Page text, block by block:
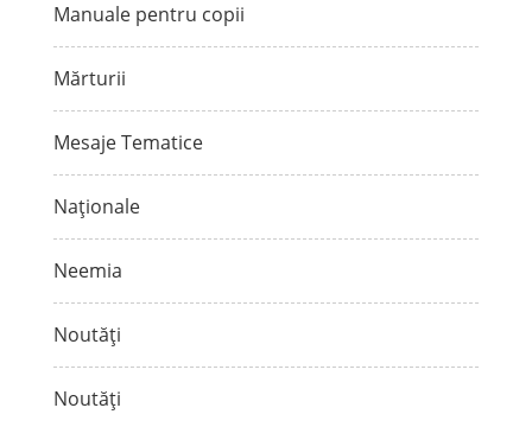
Manuale pentru copii
Mărturii
Mesaje Tematice
Naționale
Neemia
Noutăți
Noutăți